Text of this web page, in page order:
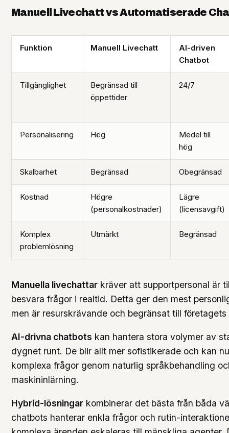
Manuell Livechatt vs Automatiserade
Funktion Manuell Livechatt
AI-driven
Chatbot
Tillgänglighet
Begränsad till
öppettider
24/7
Personalisering Hög
Medel till
hög
Skalbarhet Begränsad Obegränsad
Kostnad
Högre
(personalkostnader)
Lägre
(licensavgift)
Komplex
problemlösning
Utmärkt Begränsad
Manuella livechattar kräver att supportpersonal är
besvara frågor i realtid. Detta ger den mest
men är resurskrävande och begränsat till
AI-drivna chatbots kan hantera stora volymer av
dygnet runt. De blir allt mer sofistikerade och kan
komplexa frågor genom naturlig språkbehandling
maskininlärning.
Hybrid-lösningar kombinerar det bästa från båda
chatbots hanterar enkla frågor och rutin-